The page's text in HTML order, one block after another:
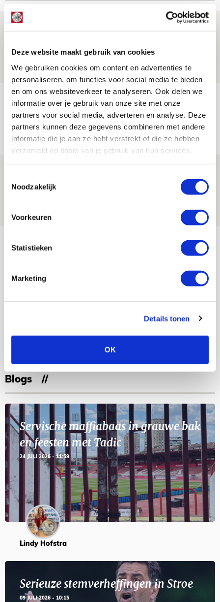
Deze website maakt gebruik van cookies
We gebruiken cookies om content en advertenties te
personaliseren, om functies voor social media te bieden
en om ons websiteverkeer te analyseren. Ook delen we
informatie over je gebruik van onze site met onze
partners voor social media, adverteren en analyse. Deze
partners kunnen deze gegevens combineren met andere
informatie die je aan ze hebt verstrekt of die ze hebben
verzameld op basis van je gebruik van hun services.
Noodzakelijk
Voorkeuren
Statistieken
Marketing
Details tonen
OK
Drie dingen die je moet weten over PEC
08 AUGUSTUS 2026 - 12:32
NIEUWS
Míchels elf: met welke formatie begin
jij aan nieuw eredivisieseizoen?
08 AUGUSTUS 2026 - 11:34
NIEUWS
maakt Abdalla ‘geen reet’ uit
Selectiedag ballenjongens/-meiden
SEP
Blogs
Servische maffiabaas in grauwe bak
en feesten met Tadic
24 JULI 2026 - 11:59
Lindy Hofstra
Serieuze stemverheffingen in Stroe
09 JULI 2026 - 10:15